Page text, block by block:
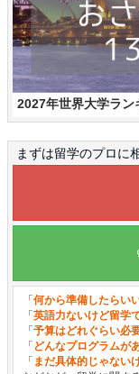
2027年世界大学ラン
まずは留学のプロに
「何から準備したらい
「英語力ないけど留学
「予算はどれぐらい必
「 どんなプログラムが
「 まだ具体的じゃない